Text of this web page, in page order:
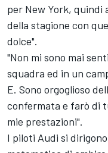
per New York,
della stagione con
dolce".
"Non mi sono mai
squadra ed in un
E. Sono orgoglioso
confermata e farò di
mie prestazioni".
I piloti Audi si